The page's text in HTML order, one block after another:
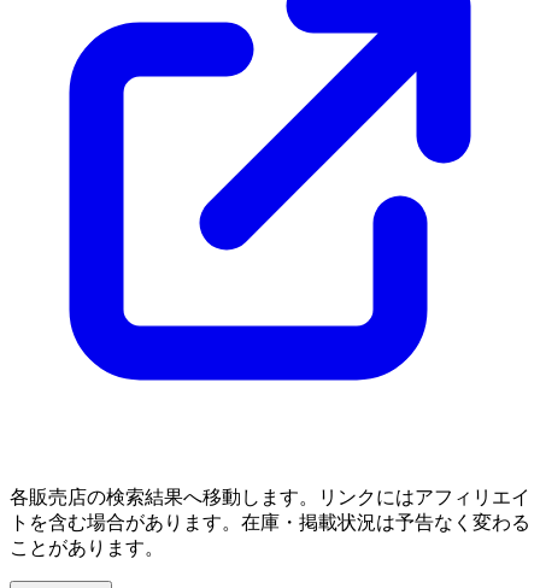
各販売店の検索結果へ移動します。リンクにはアフィリエイ
トを含む場合があります。在庫・掲載状況は予告なく変わる
ことがあります。